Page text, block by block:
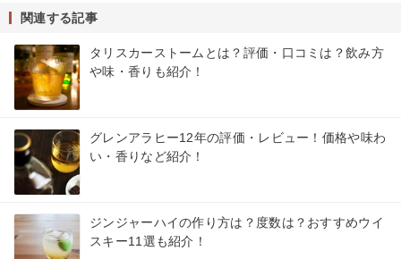
関連する記事
タリスカーストームとは？評価・口コミは？飲み方
や味・香りも紹介！
グレンアラヒー12年の評価・レビュー！価格や味わ
い・香りなど紹介！
ジンジャーハイの作り方は？度数は？おすすめウイ
スキー11選も紹介！